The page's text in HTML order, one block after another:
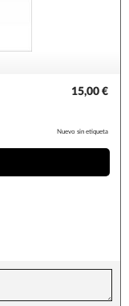
15,00 €
Nuevo sin etiqueta